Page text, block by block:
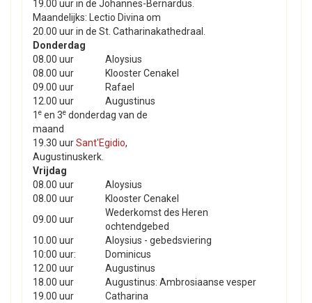
19.00 uur in de Johannes-Bernardus.
Maandelijks: Lectio Divina om
20.00 uur in de St. Catharinakathedraal.
Donderdag
08.00 uur
Aloysius
08.00 uur
Klooster Cenakel
09.00 uur
Rafael
12.00 uur
Augustinus
1 e en 3e donderdag van de
maand
19.30 uurSant'Egidio,
Augustinuskerk.
Vrijdag
08.00 uur
Aloysius
08.00 uur
Klooster Cenakel
09.00 uur
Wederkomst des Heren
ochtendgebed
10.00 uur
Aloysius - gebedsviering
10:00 uur:
Dominicus
12.00 uur
Augustinus
18.00 uur
Augustinus: Ambrosiaanse vesper
19.00 uur
Catharina